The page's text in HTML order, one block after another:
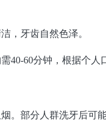
，牙齿自然色泽。
40-60分钟，根据个人
。部分人群洗牙后可